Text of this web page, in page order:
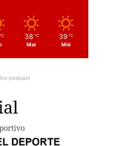
℃ 38 ℃
Mar
39 ℃
Mié
podcast